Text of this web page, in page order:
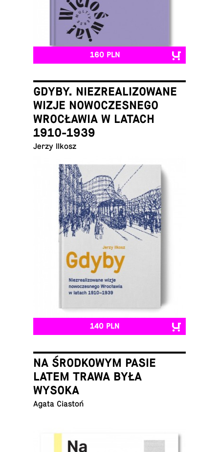
160 PLN
GDYBY. NIEZREALIZOWANE
WIZJE NOWOCZESNEGO
WROCŁAWIA W LATACH
1910-1939
Jerzy Ilkosz
140 PLN
NA ŚRODKOWYM PASIE
LATEM TRAWA BYŁA
WYSOKA
Agata Ciastoń